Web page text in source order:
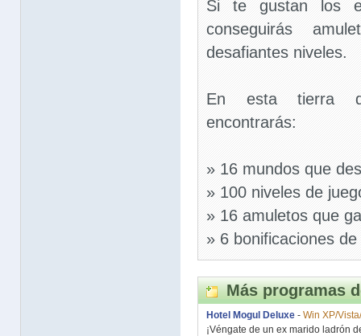
Si te gustan los
conseguirás
desafiantes niveles.
En esta tierra
encontrarás:
» 16 mundos que
» 100 niveles de
» 16 amuletos que
» 6 bonificaciones
Más programas
Hotel Mogul Deluxe - Win XP/
¡Véngate de un ex marido ladrón